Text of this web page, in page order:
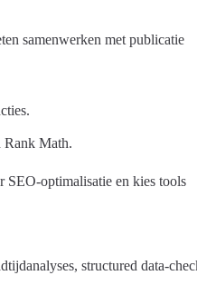
samenwerken met publicatie
Rank Math.
optimalisatie en kies tools
structured data-